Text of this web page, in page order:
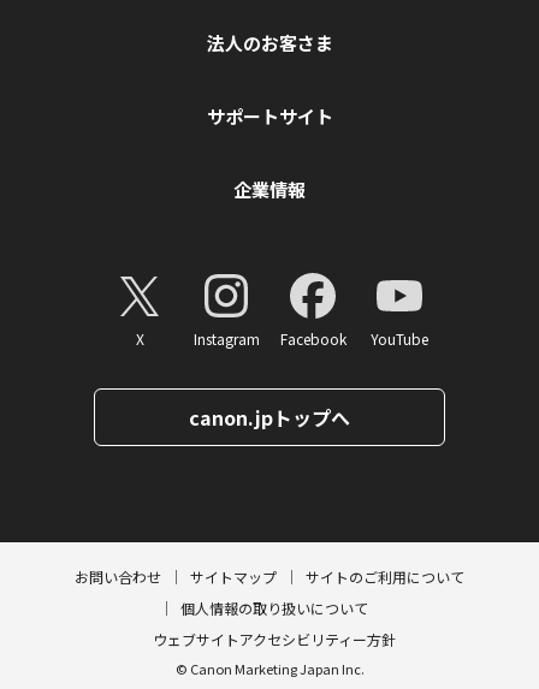
法人のお客さま
サポートサイト
企業情報
X Instagram Facebook YouTube
canon.jpトップへ
お問い合わせ サイトマップ
サイトのご利用について
個人情報の取り扱いについて
ウェブサイトアクセシビリティー方針
© Canon Marketing Japan Inc.